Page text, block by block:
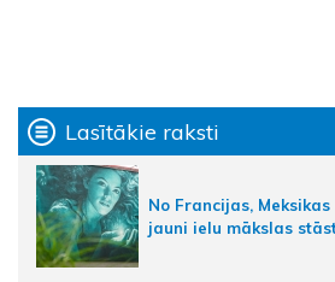
Lasītākie raksti
No Francijas,
jauni ielu mākslas